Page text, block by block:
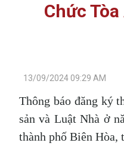
Chức
13/09/2024 09:29 AM
Thông báo đăng ký
sản và Luật Nhà ở
thành phố Biên